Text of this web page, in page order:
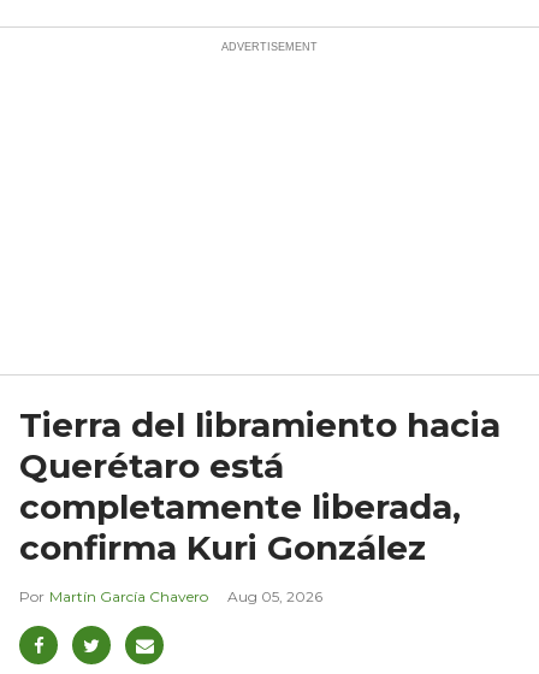
Tierra del libramiento hacia
Querétaro está
completamente liberada,
confirma Kuri González
Martín García Chavero Aug 05, 2026